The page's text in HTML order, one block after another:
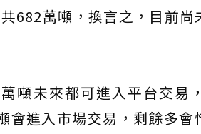
682萬噸，換言之，目前尚
噸未來都可進入平台交易
進入市場交易，剩餘多會